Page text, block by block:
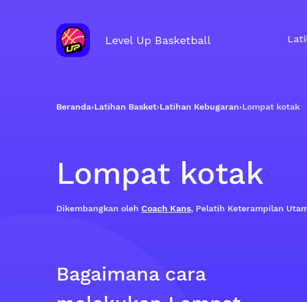
Level Up Basketball
Beranda›Latihan Basket›Latihan Kebugaran›Lompat kotak
Lompat kotak
Dikembangkan oleh Coach Kans, Pelatih Keterampilan
Bagaimana cara